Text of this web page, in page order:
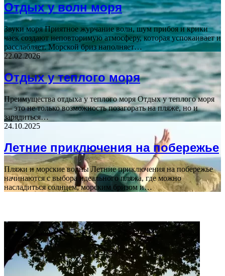
Отдых у волн моря
Звуки моря Приятное журчание волн, шум прибоя и крики
чаек создают неповторимую атмосферу, которая успокаивает и
расслабляет. Морской бриз наполняет…
22.02.2026
Отдых у теплого моря
Преимущества отдыха у теплого моря Отдых у теплого моря
— это не только возможность позагорать на пляже, но и
зарядиться…
24.10.2025
Летние приключения на побережье
Пляжи и морские волны Летние приключения на побережье
начинаются с выбора идеального пляжа, где можно
насладиться солнцем, морским бризом и…